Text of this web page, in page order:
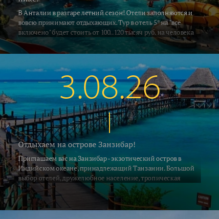
В Анталии в разгаре летний сезон! Отели заполняются и
вовсю принимают отдыхающих. Тур в отель 5* на "всё
включено" будет стоить от 100..120 тысяч руб. на человека
за неделю, включая перелёт и трансфер. Погода летняя -
воздух в это время прогревается до 33..35°C, а водичка в
южных регионах Алании и Сиде 26..28°C. В Кемере на
градус прохладнее... Поехали на отдых!
3.08.26
Отдыхаем на острове Занзибар!
Приглашаем вас на Занзибар - экзотический остров в
Индийском океане, принадлежащий Танзании. Большой
выбор отелей, дружелюбное население, тропическая
природа и, конечно, песчаные пляжи привлекают на
Занзибар ежегодно десятки тысяч туристов со всех концов
Земли. С 2 июля на остров выполняет прямые рейсы а\к Air